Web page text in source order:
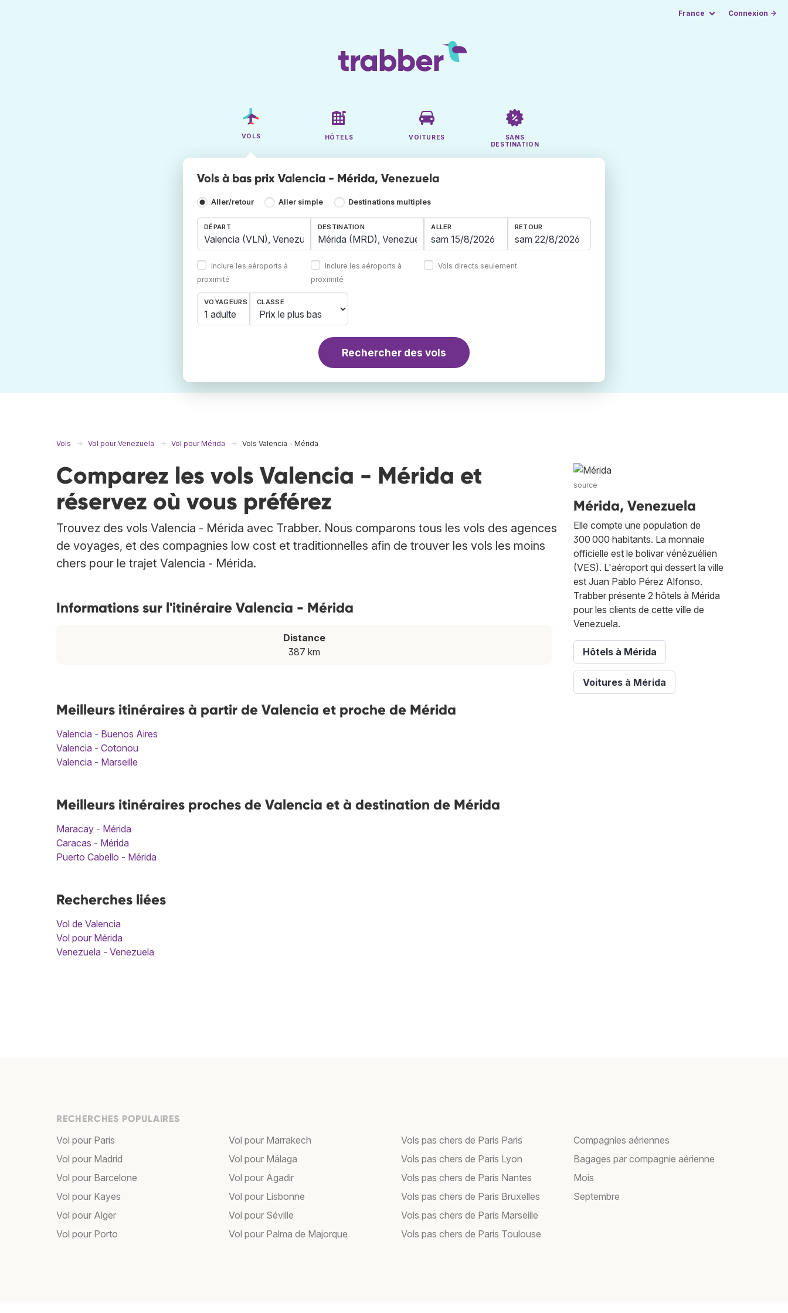
France Connexion →
VOLS HÔTELS VOITURES
SANS
DESTINATION
Vols à bas prix Valencia - Mérida, Venezuela
Aller/retour Aller simple Destinations multiples
DÉPART
Inclure les aéroports à
proximité
DESTINATION
Inclure les aéroports à
proximité
ALLER RETOUR
Vols directs seulement
VOYAGEURS
1 adulte
CLASSE
Rechercher des vols
Vols Vol pour Venezuela Vol pour Mérida Vols Valencia - Mérida
Comparez les vols Valencia - Mérida et
réservez où vous préférez
Trouvez des vols Valencia - Mérida avec Trabber. Nous comparons tous les vols des agences
de voyages, et des compagnies low cost et traditionnelles afin de trouver les vols les moins
chers pour le trajet Valencia - Mérida.
Informations sur l'itinéraire Valencia - Mérida
Distance
387 km
Meilleurs itinéraires à partir de Valencia et proche de Mérida
Valencia - Buenos Aires
Valencia - Cotonou
Valencia - Marseille
Meilleurs itinéraires proches de Valencia et à destination de Mérida
Maracay - Mérida
Caracas - Mérida
Puerto Cabello - Mérida
Recherches liées
Vol de Valencia
Vol pour Mérida
Venezuela - Venezuela
source
Mérida, Venezuela
Elle compte une population de
300 000 habitants. La monnaie
officielle est le bolivar vénézuélien
(VES). L'aéroport qui dessert la ville
est Juan Pablo Pérez Alfonso.
Trabber présente 2 hôtels à Mérida
pour les clients de cette ville de
Venezuela.
Hôtels à Mérida
Voitures à Mérida
RECHERCHES POPULAIRES
Vol pour Paris
Vol pour Madrid
Vol pour Barcelone
Vol pour Kayes
Vol pour Alger
Vol pour Porto
Vol pour Marrakech
Vol pour Málaga
Vol pour Agadir
Vol pour Lisbonne
Vol pour Séville
Vol pour Palma de Majorque
Vols pas chers de Paris Paris
Vols pas chers de Paris Lyon
Vols pas chers de Paris Nantes
Vols pas chers de Paris Bruxelles
Vols pas chers de Paris Marseille
Vols pas chers de Paris Toulouse
Compagnies aériennes
Bagages par compagnie aérienne
Mois
Septembre